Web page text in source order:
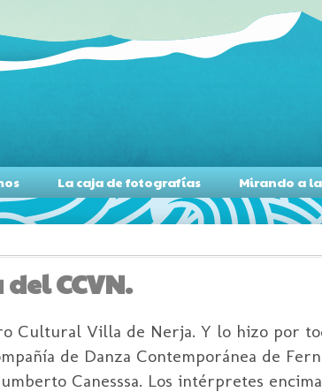
La caja de fotografías Mirando a
CCVN.
Cultural Villa de Nerja. Y lo hizo por
de Danza Contemporánea de
Canesssa. Los intérpretes